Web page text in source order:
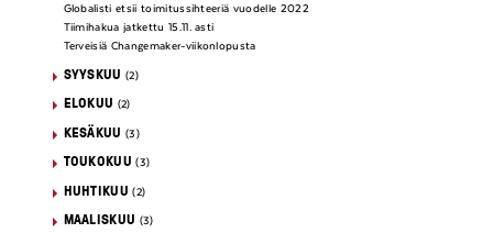
Globalisti etsii toimitussihteeriä vuodelle 2022
Tiimihakua jatkettu 15.11. asti
Terveisiä Changemaker-viikonlopusta
SYYSKUU (2)
ELOKUU (2)
KESÄKUU (3)
TOUKOKUU (3)
HUHTIKUU (2)
MAALISKUU (3)